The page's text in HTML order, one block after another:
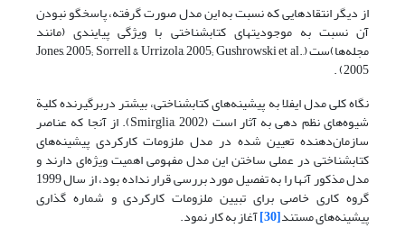
از دیگر انتقادهایی که نسبت به این مدل صورت گرفته، پاسخگو نبودن
آن نسبت به موجودیتهای کتابشناختی با ویژگی پیایندی (مانند
مجله‌ها)ست (Jones, 2005; Sorrell & Urrizola, 2005; Gushrowski et al.,
2005) .
نگاه کلی مدل ایفلا به پیشینه‌های کتابشناختی، بیشتر دربرگیرنده کلیة
شیوه‌های نظم دهی به آثار است (Smirglia, 2002). از آنجا که عناصر
سازمان‌دهنده تعیین شده در مدل ملزومات کارکردی پیشینه‌های
کتابشناختی در عملی ساختن این مدل مفهومی اهمیت ویژه‌ای دارند و
مدل مذکور آنها را به تفصیل مورد بررسی قرار نداده بود، از سال 1999
گروه کاری خاصی برای تبیین ملزومات کارکردی و شماره گذاری
پیشینه‌های مستند[30]
آغاز به کار نمود.